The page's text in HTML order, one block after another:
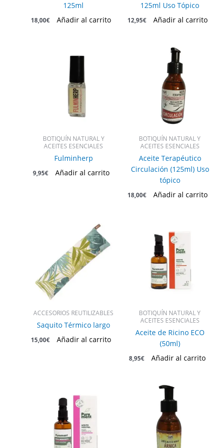
125ml
18,00€ Añadir al carrito
125ml Uso Tópico
12,95€ Añadir al carrito
BOTIQUÍN NATURAL Y
ACEITES ESENCIALES
Fulminherp
9,95€ Añadir al carrito
BOTIQUÍN NATURAL Y
ACEITES ESENCIALES
Aceite Terapéutico
Circulación (125ml) Uso
tópico
18,00€ Añadir al carrito
ACCESORIOS REUTILIZABLES
Saquito Térmico largo
15,00€ Añadir al carrito
BOTIQUÍN NATURAL Y
ACEITES ESENCIALES
Aceite de Ricino ECO
(50ml)
8,95€ Añadir al carrito